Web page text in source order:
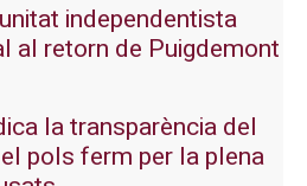
independentista
al retorn de Puigdemont
la transparència del
pols ferm per la plena